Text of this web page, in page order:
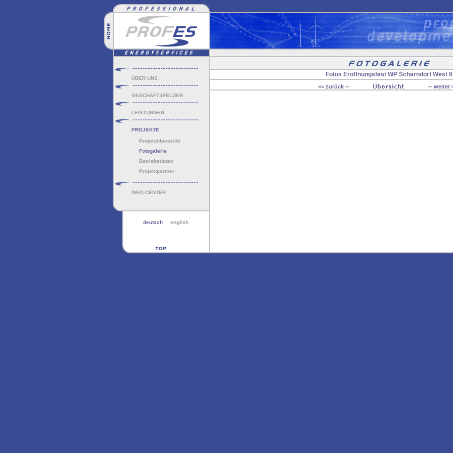
ÜBER UNS
GESCHÄFTSFELDER
LEISTUNGEN
PROJEKTE
Projektübersicht
Fotogalerie
Betriebsdaten
Projektpartner
INFO-CENTER
deutsch english
Fotos Eröffnungsfest WP Scharndorf West II
<< zurück -- -- weiter